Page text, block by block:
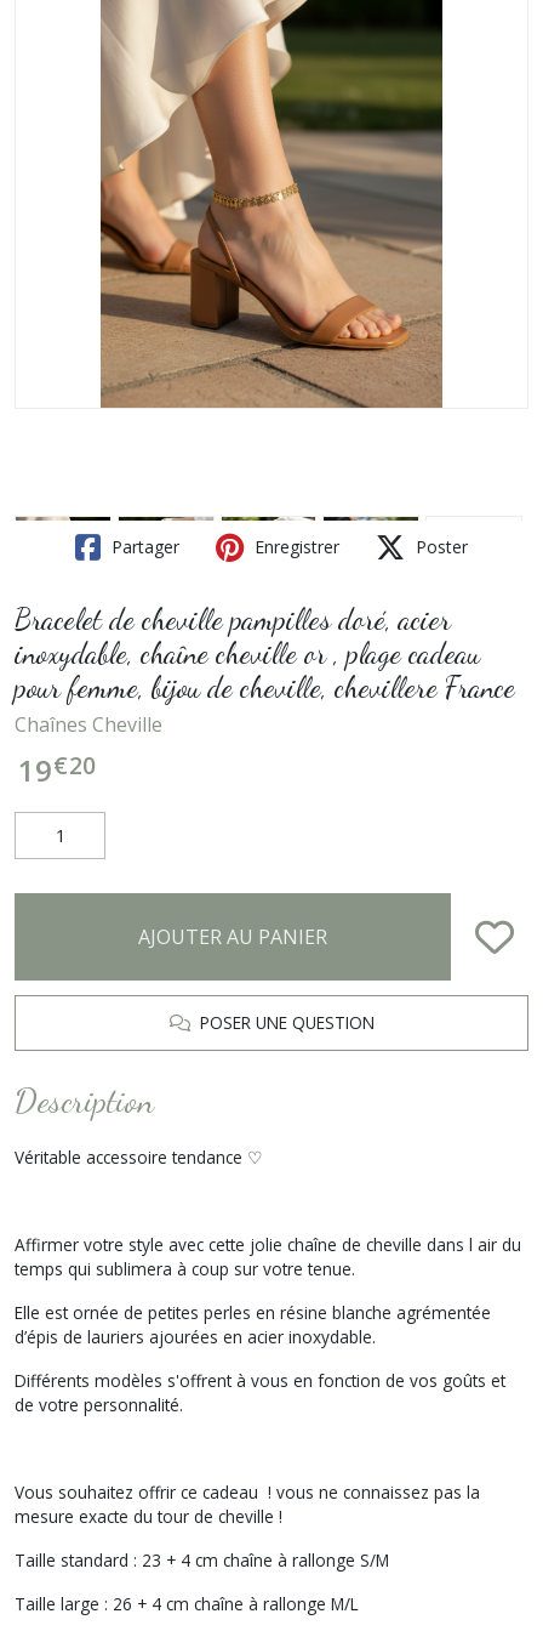
Partager Enregistrer Poster
Bracelet de cheville pampilles doré, acier
inoxydable, chaîne cheville or , plage cadeau
pour femme, bijou de cheville, chevillere France
Chaînes Cheville
19€20
AJOUTER AU PANIER
POSER UNE QUESTION
Description
Véritable accessoire tendance ♡
Affirmer votre style avec cette jolie chaîne de cheville dans l air du
temps qui sublimera à coup sur votre tenue.
Elle est ornée de petites perles en résine blanche agrémentée
d’épis de lauriers ajourées en acier inoxydable.
Différents modèles s'offrent à vous en fonction de vos goûts et
de votre personnalité.
Vous souhaitez offrir ce cadeau ! vous ne connaissez pas la
mesure exacte du tour de cheville !
Taille standard : 23 + 4 cm chaîne à rallonge S/M
Taille large : 26 + 4 cm chaîne à rallonge M/L